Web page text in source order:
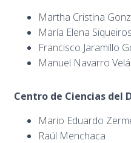
Martha Cristina
María Elena
Francisco Jaramillo
Manuel Navarro
Centro de Ciencias del
Mario Eduardo
Raúl Menchaca